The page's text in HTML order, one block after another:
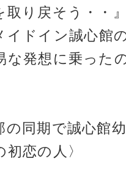
取り戻そう・・
イドイン誠心館
な発想に乗った
の同期で誠心館
恋の人〉